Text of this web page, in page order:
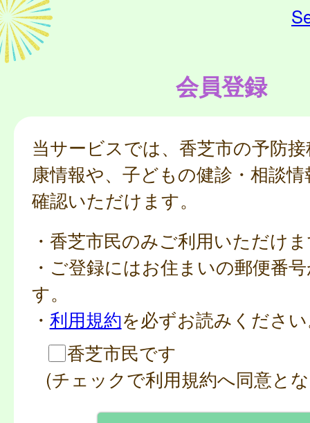
会員登録
当サービスでは、香芝市の予防
康情報や、子どもの健診・相談
確認いただけます。
・香芝市民のみご利用いただけ
・ご登録にはお住まいの郵便番
す。
・ 利用規約を必ずお読みくださ
香芝市民です
(チェックで利用規約へ同意と